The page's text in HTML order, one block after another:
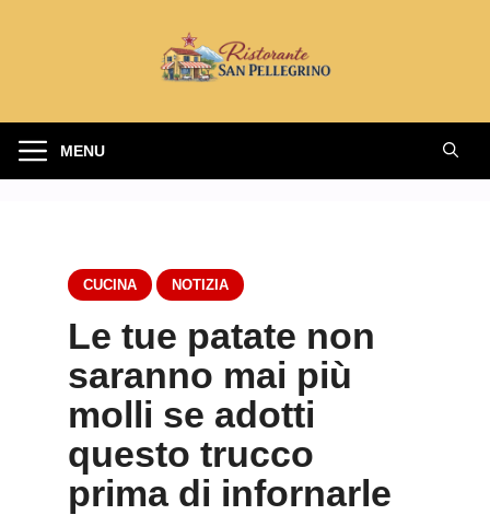
MENU
CUCINA NOTIZIA
Le tue patate non
saranno mai più
molli se adotti
questo trucco
prima di infornarle